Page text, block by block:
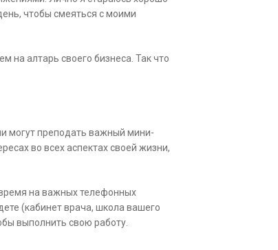
чтобы смеяться с моими
на алтарь своего бизнеса. Так что
могут преподать важный мини-
во всех аспектах своей жизни,
на важных телефонных
(кабинет врача, школа вашего
выполнить свою работу.